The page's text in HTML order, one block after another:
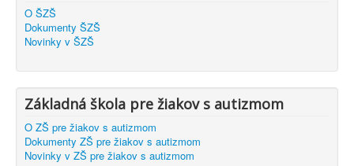
O ŠZŠ
Dokumenty ŠZŠ
Novinky v ŠZŠ
Základná škola pre žiakov s autizmom
O ZŠ pre žiakov s autizmom
Dokumenty ZŠ pre žiakov s autizmom
Novinky v ZŠ pre žiakov s autizmom